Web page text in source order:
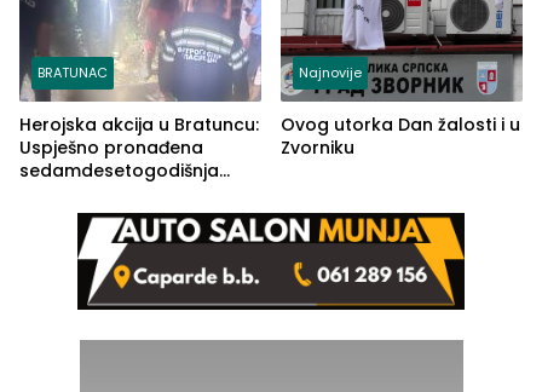
BRATUNAC
Herojska akcija u Bratuncu:
Uspješno pronađena
sedamdesetogodišnja
Kravice.
Najnovije
Ovog utorka Dan žalosti i u
Zvorniku